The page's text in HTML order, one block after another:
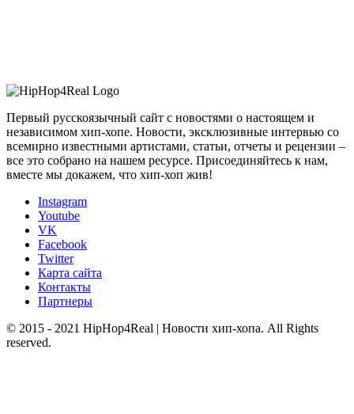
Первый русскоязычный сайт с новостями о настоящем и
независимом хип-хопе. Новости, эксклюзивные интервью со
всемирно известными артистами, статьи, отчеты и рецензии –
все это собрано на нашем ресурсе. Присоединяйтесь к нам,
вместе мы докажем, что хип-хоп жив!
Instagram
Youtube
VK
Facebook
Twitter
Карта сайта
Контакты
Партнеры
© 2015 - 2021 HipHop4Real | Новости хип-хопа. All Rights
reserved.